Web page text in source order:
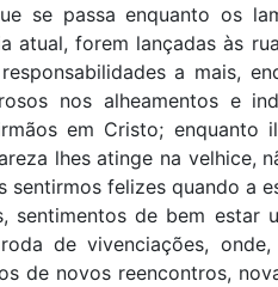
se passa enquanto os
atual, forem lançadas às
a mais,
nos alheamentos e
em Cristo; enquanto
lhes atinge na velhice,
felizes quando a
sentimentos de bem estar
de vivenciações,
de novos reencontros,